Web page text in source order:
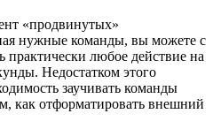
«продвинутых»
нужные команды, вы можете с
любое действие на
Недостатком этого
заучивать команды
как отформатировать внешний